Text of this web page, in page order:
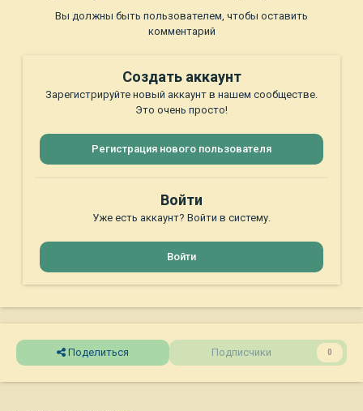
Вы должны быть пользователем, чтобы оставить
комментарий
Создать аккаунт
Зарегистрируйте новый аккаунт в нашем сообществе.
Это очень просто!
Регистрация нового пользователя
Войти
Уже есть аккаунт? Войти в систему.
Войти
Поделиться Подписчики 0